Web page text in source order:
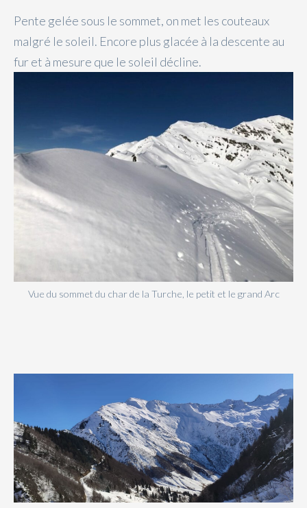
Pente gelée sous le sommet, on met les couteaux
malgré le soleil. Encore plus glacée à la descente au
fur et à mesure que le soleil décline.
Vue du sommet du char de la Turche, le petit et le grand Arc